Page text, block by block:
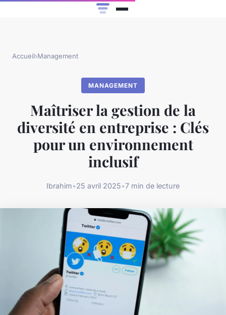
Accueil›Management
MANAGEMENT
Maîtriser la gestion de la
diversité en entreprise : Clés
pour un environnement
inclusif
Ibrahim•25 avril 2025•7 min de lecture